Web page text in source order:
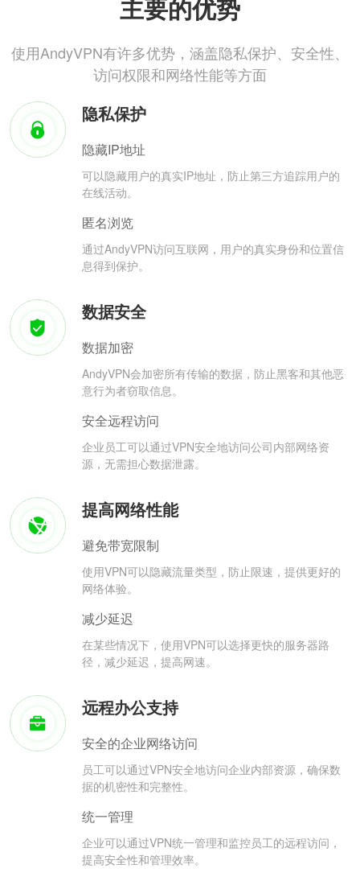
主要的优势
使用AndyVPN有许多优势，涵盖隐私保护、安全性、
访问权限和网络性能等方面
隐私保护
隐藏IP地址
可以隐藏用户的真实IP地址，防止第三方追踪用户的
在线活动。
匿名浏览
通过AndyVPN访问互联网，用户的真实身份和位置信
息得到保护。
数据安全
数据加密
AndyVPN会加密所有传输的数据，防止黑客和其他恶
意行为者窃取信息。
安全远程访问
企业员工可以通过VPN安全地访问公司内部网络资
源，无需担心数据泄露。
提高网络性能
避免带宽限制
使用VPN可以隐藏流量类型，防止限速，提供更好的
网络体验。
减少延迟
在某些情况下，使用VPN可以选择更快的服务器路
径，减少延迟，提高网速。
远程办公支持
安全的企业网络访问
员工可以通过VPN安全地访问企业内部资源，确保数
据的机密性和完整性。
统一管理
企业可以通过VPN统一管理和监控员工的远程访问，
提高安全性和管理效率。